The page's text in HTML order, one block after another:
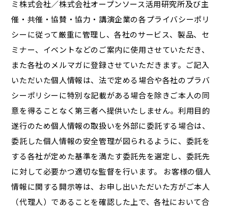
ミ株式会社／株式会社オープンソース活用研究所及び主
催・共催・協賛・協力・講演企業の各プライバシーポリ
シーに従って厳重に管理し、各社のサービス、製品、セ
ミナー、イベントなどのご案内に使用させていただき、
また各社のメルマガに登録させていただきます。ご記入
いただいた個人情報は、法で定める場合や各社のプラバ
シーポリシーに特別な記載がある場合を除きご本人の同
意を得ることなく第三者へ提供いたしません。利用目的
遂行のため個人情報の取扱いを外部に委託する場合は、
委託した個人情報の安全管理が図られるように、委託を
する各社が定めた基準を満たす委託先を選定し、委託先
に対して必要かつ適切な監督を行います。 お客様の個人
情報に関する開示等は、お申し出いただいた方がご本人
（代理人）であることを確認した上で、各社において合